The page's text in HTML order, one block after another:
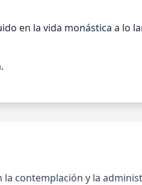
en la vida monástica a lo
la contemplación y la